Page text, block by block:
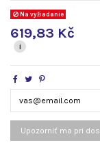
Na vyžiadanie
619,83 Kč
i